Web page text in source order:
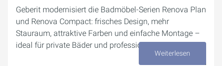
Geberit modernisiert die Badmöbel-Serien Renova Plan
und Renova Compact: frisches Design, mehr
Stauraum, attraktive Farben und einfache Montage –
ideal für private Bäder und professionelle Projekte.
Weiterlesen